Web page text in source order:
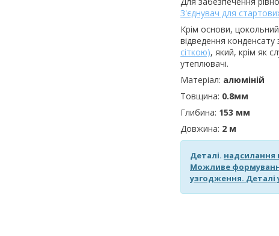
З'єднувач для
Крім основи,
відведення конденсату
сіткою), який, крім як
утеплювачі.
Матеріал: алюміній
Товщина: 0.8мм
Глибина: 153 мм
Довжина: 2 м
Деталі. надсилання
Можливе
узгодження.